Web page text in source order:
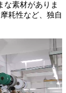
な素材がありま
耗性など、独自